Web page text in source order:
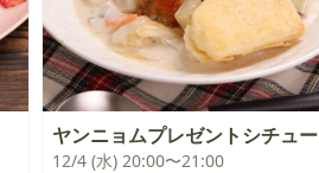
ヤンニョムプレゼントシチュー
12/4 (水) 20:00〜21:00